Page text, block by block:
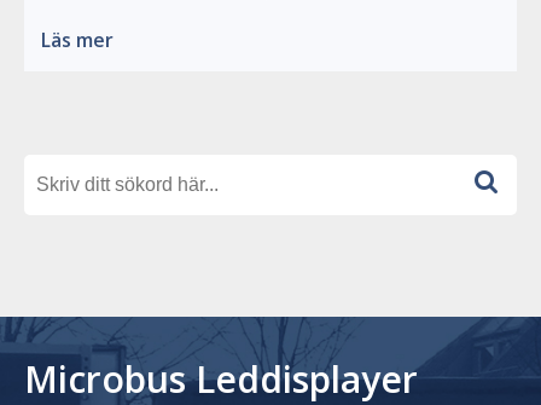
Läs mer
Microbus Leddisplayer